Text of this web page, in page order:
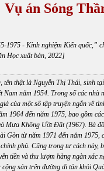
Vụ án Sóng
1975 - Kinh nghiệm Kiến quốc,”
Học xuất bản, 2022]
tên thật là Nguyễn Thị Thái, sinh
Nam năm 1954. Trong số các nhà
của một số tập truyện ngắn về
1964 đến năm 1975, bao gồm
Mưa Không Ướt Đất(1967). Bà
Gòn từ năm 1971 đến năm 1975,
phủ. Cũng trong tư cách này,
tiền và thu lượm hàng ngàn xác
cộng sản trên đường di tản khỏi